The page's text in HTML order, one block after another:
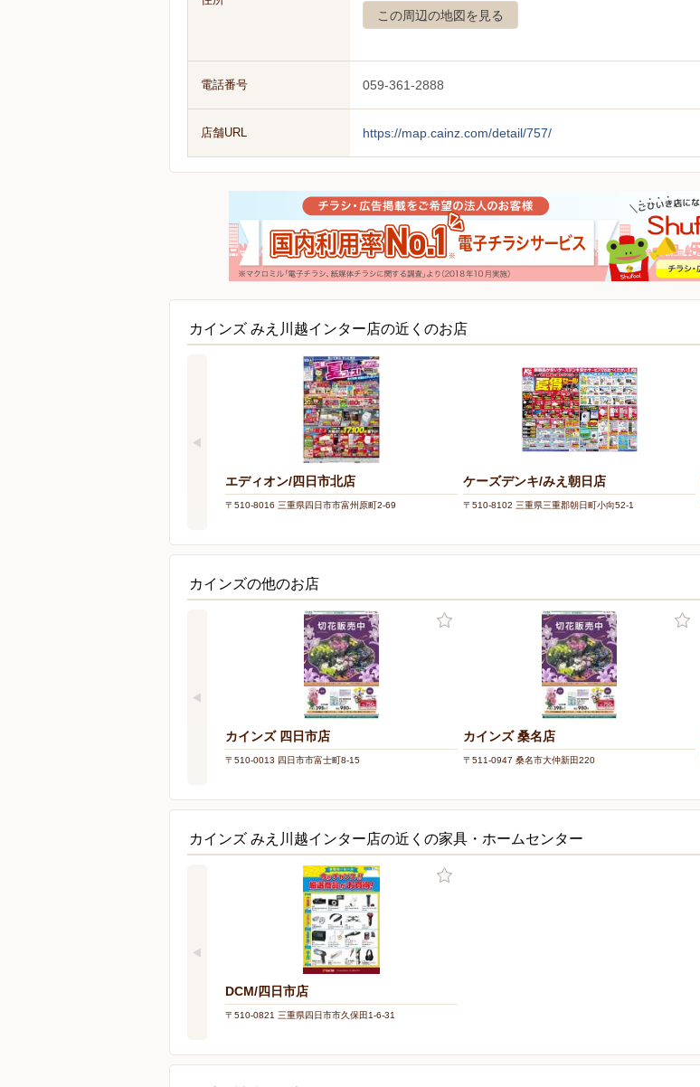
この周辺の地図を見る
電話番号 059-361-2888
店舗URL https://map.cainz.com/detail/757/
カインズ みえ川越インター店の近くのお店
エディオン/四日市北店
〒510-8016 三重県四日市市富州原町2-69
ケーズデンキ/みえ朝日店
〒510-8102 三重県三重郡朝日町小向52-1
カインズの他のお店
カインズ 四日市店
〒510-0013 四日市市富士町8-15
カインズ 桑名店
〒511-0947 桑名市大仲新田220
カインズ みえ川越インター店の近くの家具・ホームセンター
DCM/四日市店
〒510-0821 三重県四日市市久保田1-6-31